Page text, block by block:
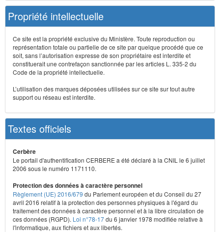
Propriété intellectuelle
Ce site est la propriété exclusive du Ministère. Toute reproduction ou
représentation totale ou partielle de ce site par quelque procédé que ce
soit, sans l’autorisation expresse de son propriétaire est interdite et
constituerait une contrefaçon sanctionnée par les articles L. 335-2 du
Code de la propriété intellectuelle.
L’utilisation des marques déposées utilisées sur ce site sur tout autre
support ou réseau est interdite.
Textes officiels
Cerbère
Le portail d'authentification CERBERE a été déclaré à la CNIL le 6 juillet
2006 sous le numéro 1171110.
Protection des données à caractère personnel
Règlement (UE) 2016/679 du Parlement européen et du Conseil du 27
avril 2016 relatif à la protection des personnes physiques à l'égard du
traitement des données à caractère personnel et à la libre circulation de
ces données (RGPD). Loi n°78-17du 6 janvier 1978 modifiée relative à
l'informatique, aux fichiers et aux libertés.